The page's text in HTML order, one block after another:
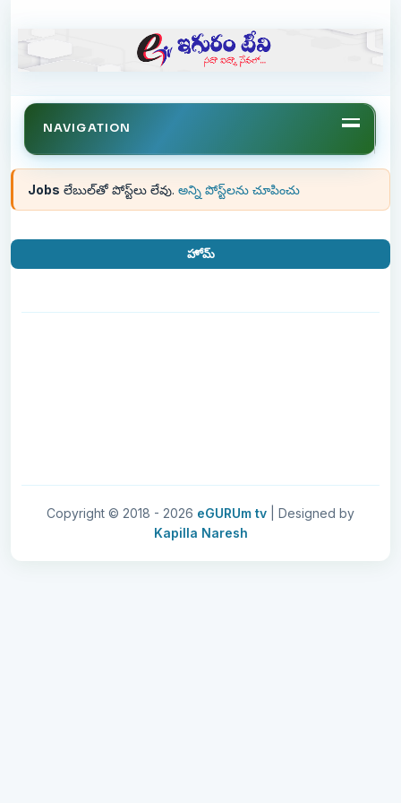
NAVIGATION
Jobs లేబుల్‌తో పోస్ట్‌లు లేవు. అన్ని పోస్ట్‌లను చూపించు
హోమ్
Copyright © 2018 - 2026 eGURUm tv | Designed by
Kapilla Naresh